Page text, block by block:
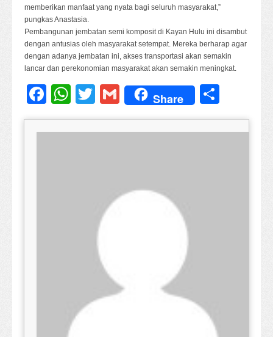
memberikan manfaat yang nyata bagi seluruh masyarakat,”
pungkas Anastasia.
Pembangunan jembatan semi komposit di Kayan Hulu ini disambut
dengan antusias oleh masyarakat setempat. Mereka berharap agar
dengan adanya jembatan ini, akses transportasi akan semakin
lancar dan perekonomian masyarakat akan semakin meningkat.
Facebook
WhatsApp
TwitterGmail
Share